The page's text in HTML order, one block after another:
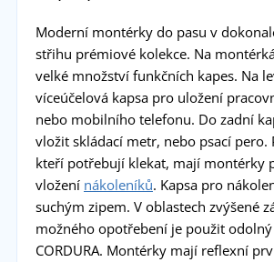
Moderní montérky do pasu v
střihu prémiové kolekce. Na
velké množství funkčních kapes. Na
víceúčelová kapsa pro uložení
nebo mobilního telefonu. Do zadní
vložit skládací metr, nebo psací pero.
kteří potřebují klekat, mají montérky
vložení nákoleníků. Kapsa pro
suchým zipem. V oblastech zvýšené
možného opotřebení je použit
CORDURA. Montérky mají reflexní